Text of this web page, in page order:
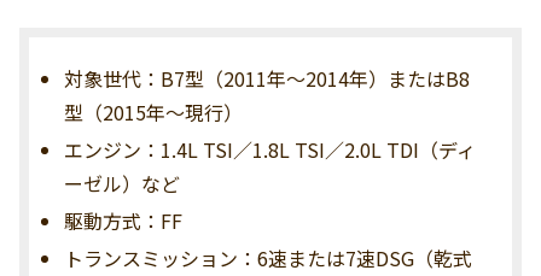
対象世代：B7型（2011年〜2014年）またはB8
型（2015年〜現行）
エンジン：1.4L TSI／1.8L TSI／2.0L TDI（ディ
ーゼル）など
駆動方式：FF
トランスミッション：6速または7速DSG（乾式